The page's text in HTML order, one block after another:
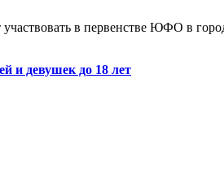
участвовать в первенстве ЮФО в
и девушек до 18 лет